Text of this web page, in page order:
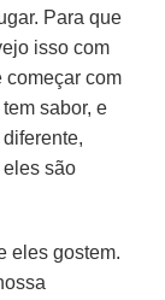
Para que
isso com
começar com
sabor, e
são
eles gostem.